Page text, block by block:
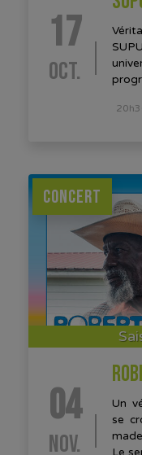
17
OCT.
04
NOV.
Un
se
CONCERT